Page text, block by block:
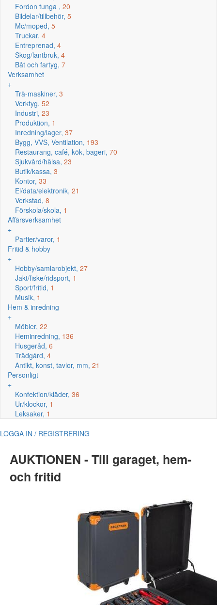
Fordon tunga , 20
Bildelar/tillbehör, 5
Mc/moped, 5
Truckar, 4
Entreprenad, 4
Skog/lantbruk, 4
Båt och fartyg, 7
Verksamhet
+
Trä-maskiner, 3
Verktyg, 52
Industri, 23
Produktion, 1
Inredning/lager, 37
Bygg, VVS, Ventilation, 193
Restaurang, café, kök, bageri, 70
Sjukvård/hälsa, 23
Butik/kassa, 3
Kontor, 33
El/data/elektronik, 21
Verkstad, 8
Förskola/skola, 1
Affärsverksamhet
+
Partier/varor, 1
Fritid & hobby
+
Hobby/samlarobjekt, 27
Jakt/fiske/ridsport, 1
Sport/fritid, 1
Musik, 1
Hem & inredning
+
Möbler, 22
Heminredning, 136
Husgeråd, 6
Trädgård, 4
Antikt, konst, tavlor, mm, 21
Personligt
+
Konfektion/kläder, 36
Ur/klockor, 1
Leksaker, 1
LOGGA IN / REGISTRERING
AUKTIONEN - Till garaget, hem-
och fritid